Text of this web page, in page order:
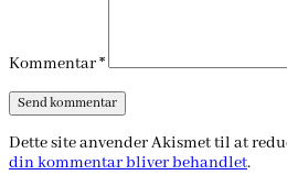
Kommentar*
Dette site anvender Akismet til at
din kommentar bliver behandlet.